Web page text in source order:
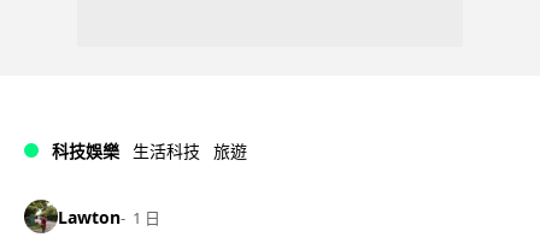
科技娛樂 生活科技 旅遊
Lawton 1 日